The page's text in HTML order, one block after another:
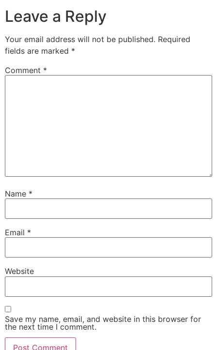
Leave a Reply
Your email address will not be published. Required
fields are marked *
Comment *
Name *
Email *
Website
Save my name, email, and website in this browser for
the next time I comment.